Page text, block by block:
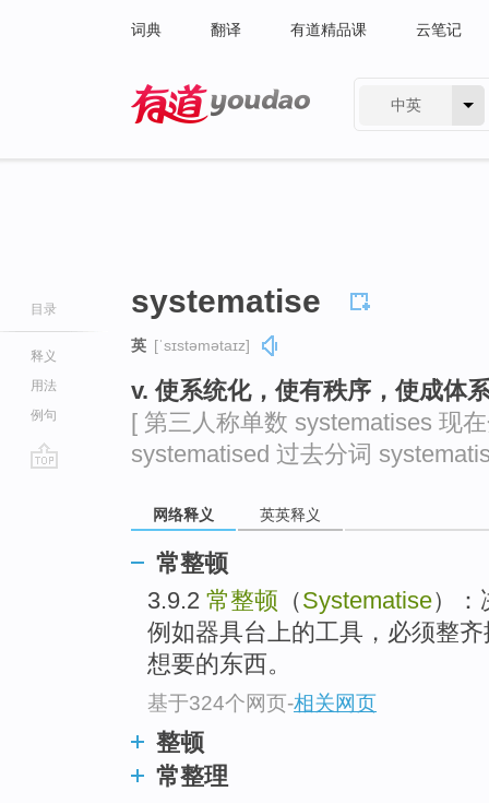
词典 翻译 有道精品课 云笔记
中英
目录
释义
用法
例句
systematise
英 [ˈsɪstəmətaɪz]
v. 使系统化，使有秩序，使成体
[ 第三人称单数 systematises 现
systematised 过去分词
网络释义 英英释义
常整顿
3.9.2 常整顿 （Systematise）：
例如器具台上的工具，必须整
想要的东西。
基于324个网页-相关网页
整顿
常整理